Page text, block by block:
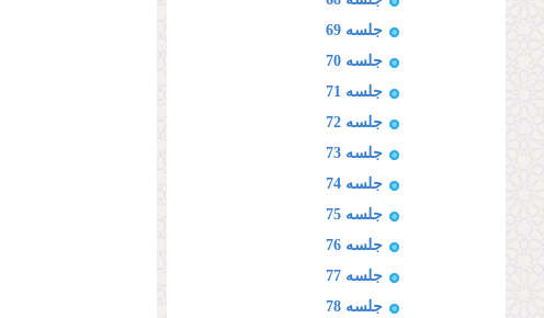
جلسه 69
جلسه 70
جلسه 71
جلسه 72
جلسه 73
جلسه 74
جلسه 75
جلسه 76
جلسه 77
جلسه 78